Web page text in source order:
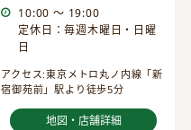
10:00 ～ 19:00
定休日：毎週木曜日・日曜
日
アクセス:東京メトロ丸ノ内線「新
宿御苑前」駅より徒歩5分
地図・店舗詳細